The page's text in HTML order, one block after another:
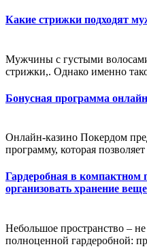
Какие стрижки подходят
Мужчины с густыми
стрижки,. Однако именно
Бонусная программа
Онлайн-казино Покердом
программу, которая
Гардеробная в компактном
организовать хранение
Небольшое пространство –
полноценной гардеробной: